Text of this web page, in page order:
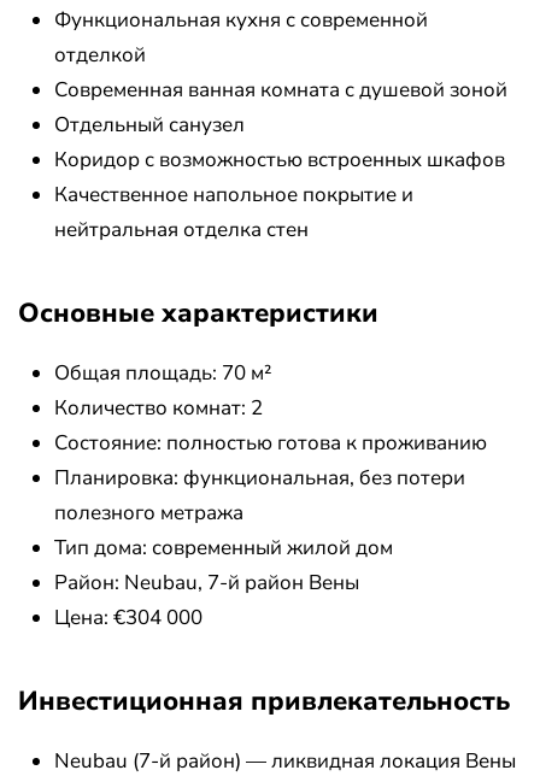
Функциональная кухня с современной
отделкой
Современная ванная комната с душевой зоной
Отдельный санузел
Коридор с возможностью встроенных шкафов
Качественное напольное покрытие и
нейтральная отделка стен
Основные характеристики
Общая площадь: 70 м²
Количество комнат: 2
Состояние: полностью готова к проживанию
Планировка: функциональная, без потери
полезного метража
Тип дома: современный жилой дом
Район: Neubau, 7-й район Вены
Цена: €304 000
Инвестиционная привлекательность
Neubau (7-й район) — ликвидная локация Вены